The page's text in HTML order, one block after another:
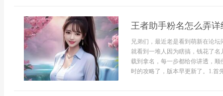
王者助手粉名怎么弄
兄弟们，最近老是看到萌新在论
就看到一堆人因为瞎搞，钱花了
载到拿名，每一步都给你讲透，
时的攻略了，版本早更新了。1.首